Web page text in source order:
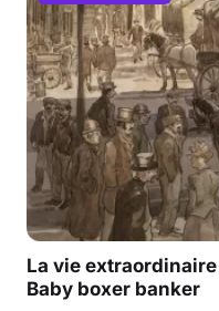
La vie
Baby boxer banker